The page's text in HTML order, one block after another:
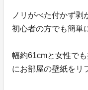
ノリがべた付かず剥
初心者の方でも簡単
幅約61cmと女性で
にお部屋の壁紙をリ